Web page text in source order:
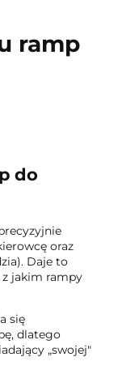
ramp
do
oraz
Daje to
z jakim rampy
się
dlatego
„swojej"